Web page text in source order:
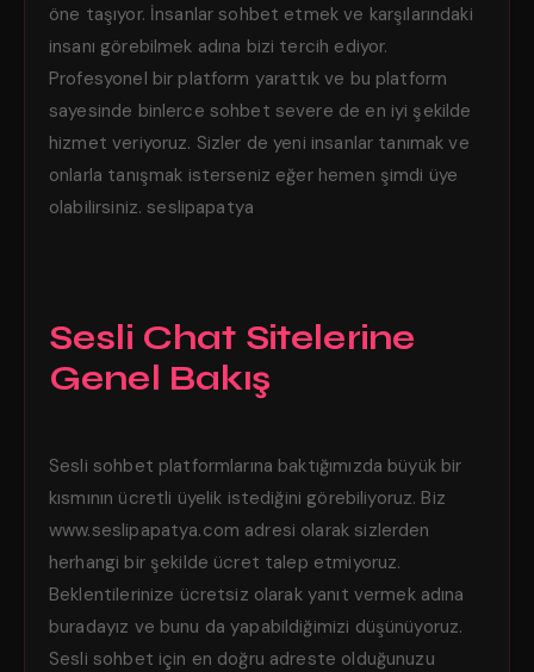
öne taşıyor. İnsanlar sohbet etmek ve karşılarındaki
insanı görebilmek adına bizi tercih ediyor.
Profesyonel bir platform yarattık ve bu platform
sayesinde binlerce sohbet severe de en iyi şekilde
hizmet veriyoruz. Sizler de yeni insanlar tanımak ve
onlarla tanışmak isterseniz eğer hemen şimdi üye
olabilirsiniz. seslipapatya
Sesli Chat Sitelerine
Genel Bakış
Sesli sohbet platformlarına baktığımızda büyük bir
kısmının ücretli üyelik istediğini görebiliyoruz. Biz
www.seslipapatya.com adresi olarak sizlerden
herhangi bir şekilde ücret talep etmiyoruz.
Beklentilerinize ücretsiz olarak yanıt vermek adına
buradayız ve bunu da yapabildiğimizi düşünüyoruz.
Sesli sohbet için en doğru adreste olduğunuzu